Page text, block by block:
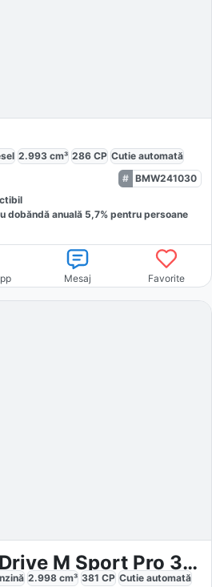
2.993 cm³ 286 CP Cutie automată
BMW241030
dobăndă anuală 5,7% pentru persoane
Mesaj Favorite
BMW X6 40i xDrive M Sport Pro 360 H&K Panorama
2.998 cm³ 381 CP Cutie automată